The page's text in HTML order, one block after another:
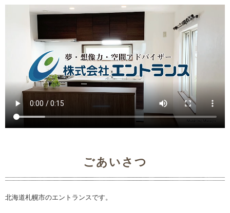
ごあいさつ
北海道札幌市のエントランスです。